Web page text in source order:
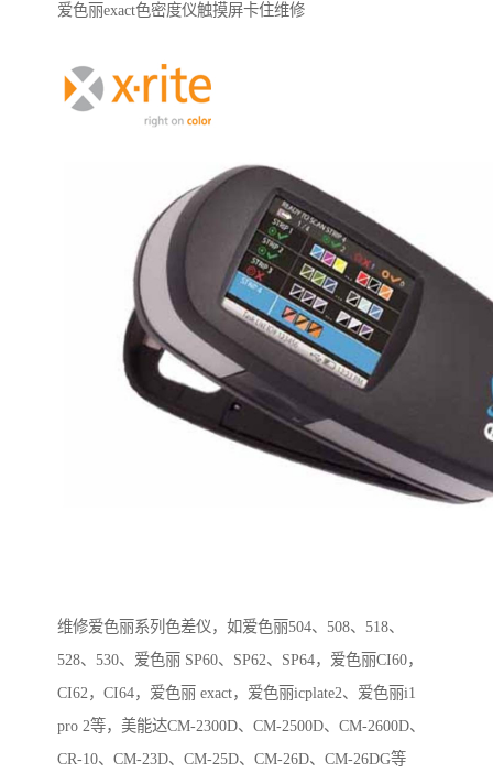
爱色丽exact色密度仪触摸屏卡住维修
维修爱色丽系列色差仪，如爱色丽504、508、518、
528、530、爱色丽 SP60、SP62、SP64，爱色丽CI60，
CI62，CI64，爱色丽 exact，爱色丽icplate2、爱色丽i1
pro 2等，美能达CM-2300D、CM-2500D、CM-2600D、
CR-10、CM-23D、CM-25D、CM-26D、CM-26DG等